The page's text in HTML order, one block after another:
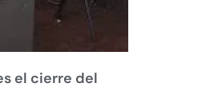
el cierre del